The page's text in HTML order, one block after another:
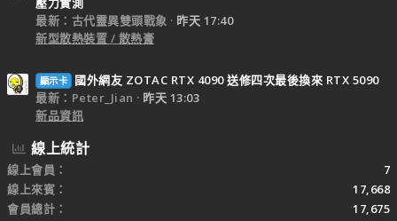
最新：古代靈異雙頭戰象
昨天 17:40
新型散熱裝置 / 散熱膏
顯示卡
國外網友 ZOTAC RTX 4090 送修四次最後換來 RTX 5090
最新：Peter_Jian
昨天 13:03
新品資訊
線上統計
線上會員
7
線上來賓
17,668
會員總計
17,675